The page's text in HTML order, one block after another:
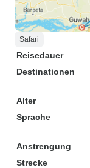
Safari
Reisedauer
Destinationen
Alter
Sprache
Anstrengung
Strecke